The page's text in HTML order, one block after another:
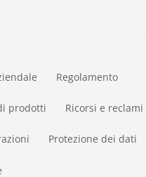
Regolamento
prodotti Ricorsi e reclami
Protezione dei dati